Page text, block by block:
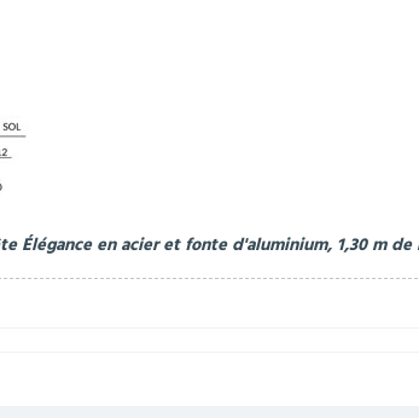
Élégance en acier et fonte d'aluminium, 1,30 m de